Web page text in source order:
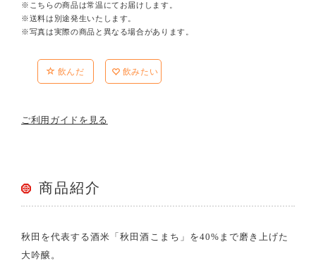
※こちらの商品は常温にてお届けします。
※送料は別途発生いたします。
※写真は実際の商品と異なる場合があります。
飲んだ 飲みたい
ご利用ガイドを見る
商品紹介
秋田を代表する酒米「秋田酒こまち」を40%まで磨き上げた
大吟醸。